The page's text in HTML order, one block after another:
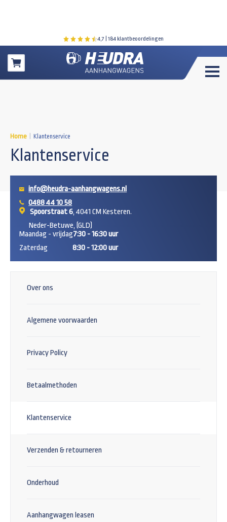
4,7 | 184 klantbeoordelingen
Winkelwagen
Home Klantenservice
Klantenservice
info@heudra-aanhangwagens.nl
0488 44 10 58
Spoorstraat 6, 4041 CM Kesteren.
Neder-Betuwe, (GLD)
Maandag - vrijdag7:30 - 16:30 uur
Zaterdag
8:30 - 12:00 uur
Over ons
Algemene voorwaarden
Privacy Policy
Betaalmethoden
Klantenservice
Verzenden & retourneren
Onderhoud
Aanhangwagen leasen